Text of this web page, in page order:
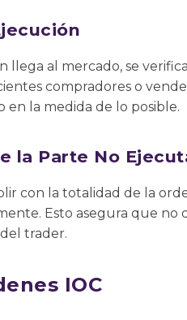
llega al mercado, se
compradores o
en la medida de lo posible.
la Parte No
con la totalidad de la
Esto asegura que
trader.
IOC